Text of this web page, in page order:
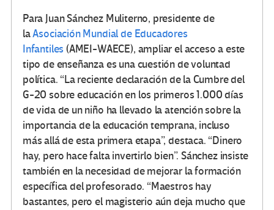
Para Juan Sánchez Muliterno, presidente de
laAsociación Mundial de Educadores
Infantiles (AMEI-WAECE), ampliar el acceso a este
tipo de enseñanza es una cuestión de voluntad
política. “La reciente declaración de la Cumbre del
G-20 sobre educación en los primeros 1.000 días
de vida de un niño ha llevado la atención sobre la
importancia de la educación temprana, incluso
más allá de esta primera etapa”, destaca. “Dinero
hay, pero hace falta invertirlo bien”. Sánchez insiste
también en la necesidad de mejorar la formación
específica del profesorado. “Maestros hay
bastantes, pero el magisterio aún deja mucho que